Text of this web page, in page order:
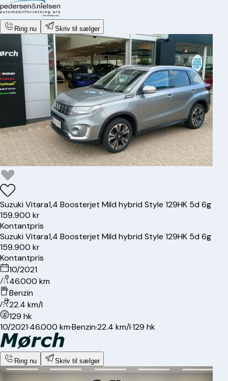
Ring nu Skriv til sælger
SuzukiVitara1,4 Boosterjet Mild hybrid Style 129HK 5d 6g
159.900 kr
Kontantpris
SuzukiVitara1,4 Boosterjet Mild hybrid Style 129HK 5d 6g
159.900 kr
Kontantpris
10/2021
46.000 km
Benzin
22.4 km/l
129 hk
10/2021·46.000 km·Benzin·22.4 km/l·129 hk
Ring nu Skriv til sælger